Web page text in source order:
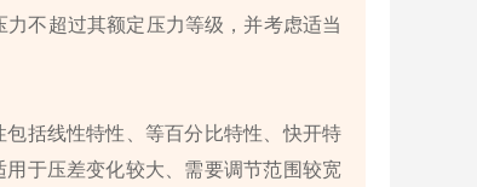
不超过其额定压力等级，并考虑适当
括线性特性、等百分比特性、快开特
于压差变化较大、需要调节范围较宽